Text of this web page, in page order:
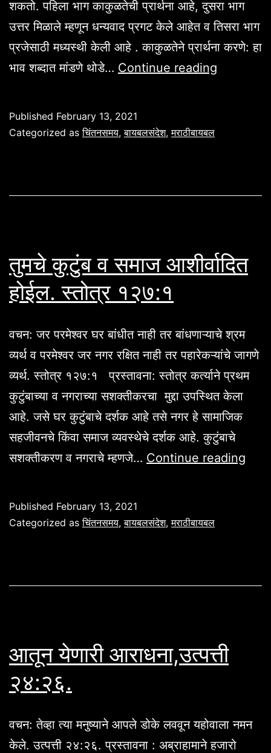
शकतो. पहिला भाग काकुळतेची प्रार्थना आहे, दुसरा भाग
उत्तर मिळाले म्हणून धन्यवाद प्रगट केले आहेत व तिसरा भाग
प्रजेसाठी मध्यस्थी केली आहे . काकुळतेने प्रार्थना करणे: हा
भाव शब्दात मांडणे थोडे… Continue reading
Published February 13, 2021
Categorized asचिंतनसमय,बायबलसंदेश,मराठीबायबल
तुमचे कुटुंब व समाज आशीर्वादित
होईल. स्तोत्र १२७:१
वचन: जर परमेश्वर घर बांधीत नाही तर बांधणाऱ्याचे श्रम
व्यर्थ व परमेश्वर जर नगर रक्षित नाही तर पहारेकऱ्यांचे जागणे
व्यर्थ. स्तोत्र १२७:१ प्रस्तावना: स्तोत्र कर्त्याने प्रथम
कुटुंबाच्या व नगराच्या सशक्तीकरचा मुद्दा उपस्थित केला
आहे. जसे घर कुटुंबाचे दर्शक आहे तसे नगर हे सामाजिक
सहजीवनचे किंवा समाज व्यवस्थेचे दर्शक आहे. कुटुंबाचे
सशक्तीकरण व नगराचे म्हणजे… Continue reading
Published February 13, 2021
Categorized asचिंतनसमय,बायबलसंदेश,मराठीबायबल
आतून येणारी आराधना,उत्पत्ती
२४:२६.
वचन: तेव्हा त्या मनुष्याने आपले डोके लववून यहोवाला नमन
केले. उत्पत्ती २४:२६. प्रस्तावना : अब्राहामाने हजारो